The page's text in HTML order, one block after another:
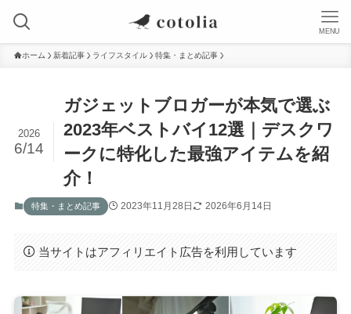
MENU
ホーム 新着記事 ライフスタイル 特集・まとめ記事
ガジェットブロガーが本気で選ぶ
2023年ベストバイ12選｜デスクワ
ークに特化した最強アイテムを紹
介！
2026
6/14
特集・まとめ記事 2023年11月28日 2026年6月14日
当サイトはアフィリエイト広告を利用しています